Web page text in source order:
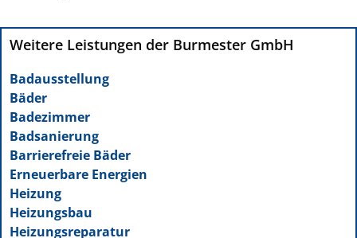
Weitere Leistungen der Burmester GmbH
Badausstellung
Bäder
Badezimmer
Badsanierung
Barrierefreie Bäder
Erneuerbare Energien
Heizung
Heizungsbau
Heizungsreparatur